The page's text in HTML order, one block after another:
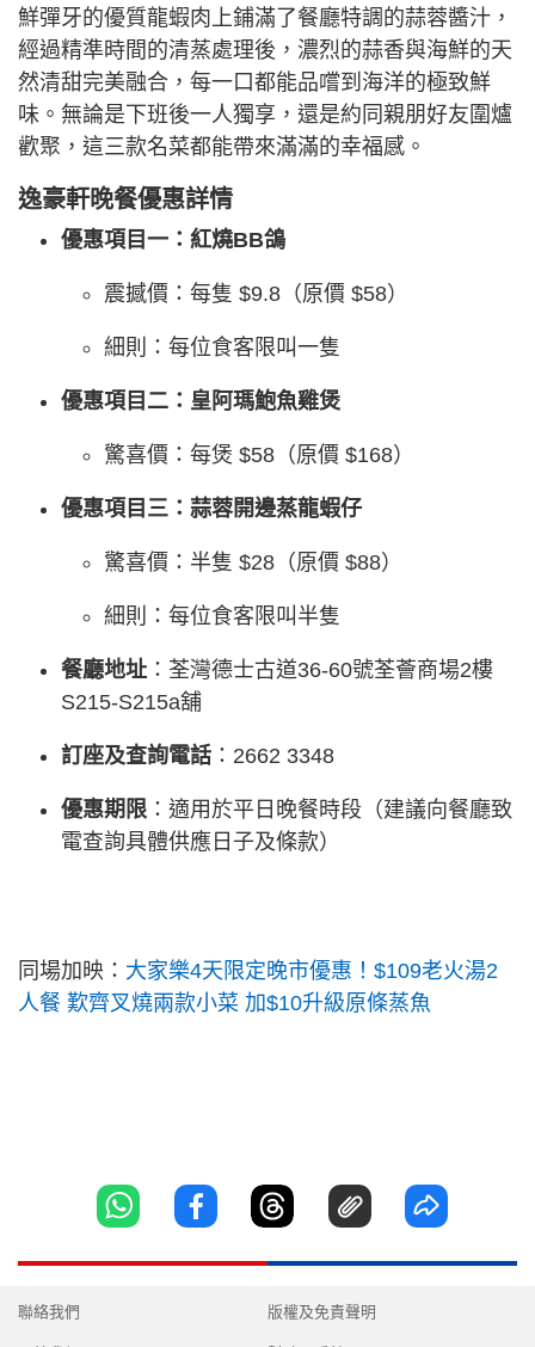
鮮彈牙的優質龍蝦肉上鋪滿了餐廳特調的蒜蓉醬汁，
經過精準時間的清蒸處理後，濃烈的蒜香與海鮮的天
然清甜完美融合，每一口都能品嚐到海洋的極致鮮
味。無論是下班後一人獨享，還是約同親朋好友圍爐
歡聚，這三款名菜都能帶來滿滿的幸福感。
逸豪軒晚餐優惠詳情
優惠項目一：紅燒BB鴿
震撼價：每隻 $9.8（原價 $58）
細則：每位食客限叫一隻
優惠項目二：皇阿瑪鮑魚雞煲
驚喜價：每煲 $58（原價 $168）
優惠項目三：蒜蓉開邊蒸龍蝦仔
驚喜價：半隻 $28（原價 $88）
細則：每位食客限叫半隻
餐廳地址 ：荃灣德士古道36-60號荃薈商場2樓
S215-S215a舖
訂座及查詢電話 ：2662 3348
優惠期限 ：適用於平日晚餐時段（建議向餐廳致
電查詢具體供應日子及條款）
同場加映： 大家樂4天限定晚市優惠！$109老火湯2
人餐 歎齊叉燒兩款小菜 加$10升級原條蒸魚
聯絡我們 版權及免責聲明